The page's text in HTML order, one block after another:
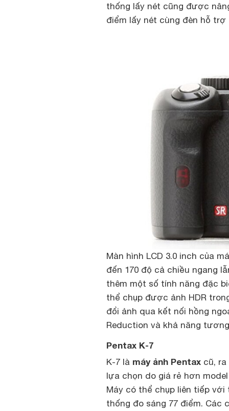
thống lấy nét cũng được
điểm lấy nét cùng đèn hỗ trợ
Màn hình LCD 3.0 inch của
đến 170 độ cả chiều ngang
thêm một số tính năng đặc
thể chụp được ảnh HDR
đổi ảnh qua kết nối hồng
Reduction và khả năng
Pentax K-7
K-7 là máy ảnh Pentax cũ,
lựa chọn do giá rẻ hơn
Máy có thể chụp liên tiếp với
thống đo sáng 77 điểm. Các